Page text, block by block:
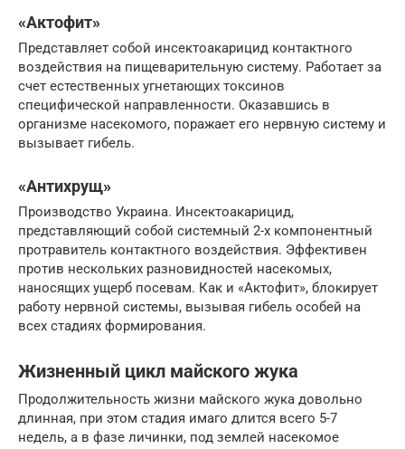
«Актофит»
Представляет собой инсектоакарицид контактного
воздействия на пищеварительную систему. Работает за
счет естественных угнетающих токсинов
специфической направленности. Оказавшись в
организме насекомого, поражает его нервную систему и
вызывает гибель.
«Антихрущ»
Производство Украина. Инсектоакарицид,
представляющий собой системный 2-х компонентный
протравитель контактного воздействия. Эффективен
против нескольких разновидностей насекомых,
наносящих ущерб посевам. Как и «Актофит», блокирует
работу нервной системы, вызывая гибель особей на
всех стадиях формирования.
Жизненный цикл майского жука
Продолжительность жизни майского жука довольно
длинная, при этом стадия имаго длится всего 5-7
недель, а в фазе личинки, под землей насекомое